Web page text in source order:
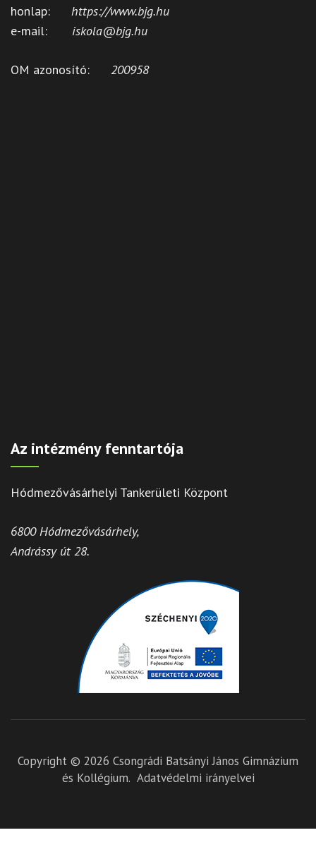
honlap: https://www.bjg.hu
e-mail: iskola@bjg.hu
OM azonosító: 200958
Az intézmény fenntartója
Hódmezővásárhelyi Tankerületi Központ
6800 Hódmezővásárhely,
Andrássy út 28.
Copyright © 2026 Csongrádi Batsányi János Gimnázium
és Kollégium. Adatvédelmi irányelvei